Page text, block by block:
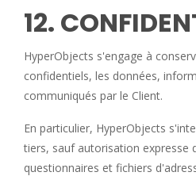
12.
HyperObjects s'engage à
confidentiels, les données,
communiqués par le Client.
En particulier, HyperObjects
tiers, sauf autorisation expresse
questionnaires et fichiers